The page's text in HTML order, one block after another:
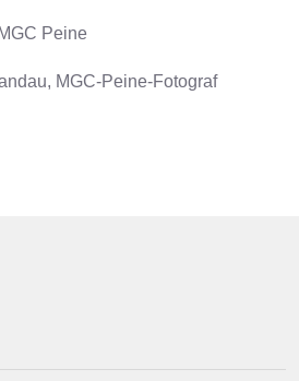
Peine
MGC-Peine-Fotograf